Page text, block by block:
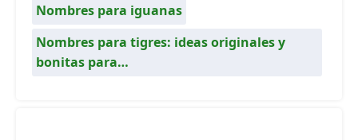
Nombres para iguanas
Nombres para tigres: ideas originales y
bonitas para…